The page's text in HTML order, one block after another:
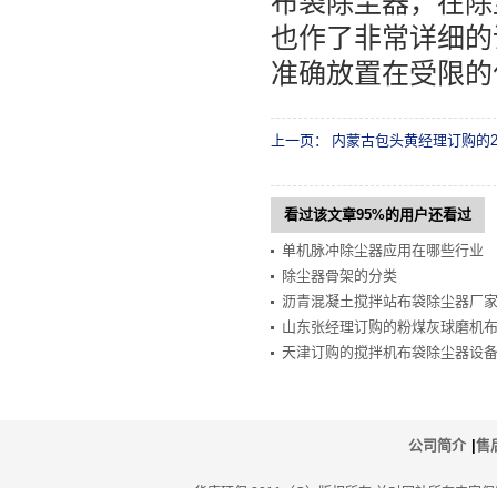
也作了非常详细
准确放置在受限
上一页： 内蒙古包头黄经理订购的
看过该文章95%的用户还看过
单机脉冲除尘器应用在哪些行业
除尘器骨架的分类
沥青混凝土搅拌站布袋除尘器厂
山东张经理订购的粉煤灰球磨机
天津订购的搅拌机布袋除尘器设
公司简介 售